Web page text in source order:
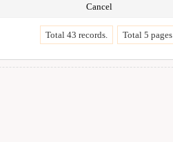
Cancel
Total 43 records. Total 5 pages